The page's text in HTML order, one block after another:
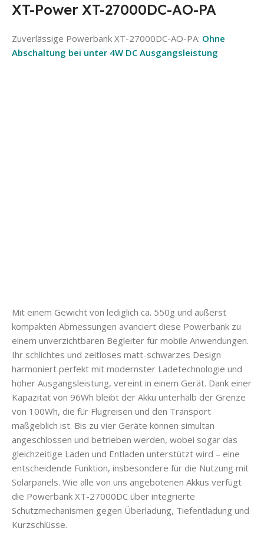
XT-Power XT-27000DC-AO-PA
Zuverlässige Powerbank XT-27000DC-AO-PA: Ohne
Abschaltung bei unter 4W DC Ausgangsleistung
Mit einem Gewicht von lediglich ca. 550g und äußerst
kompakten Abmessungen avanciert diese Powerbank zu
einem unverzichtbaren Begleiter für mobile Anwendungen.
Ihr schlichtes und zeitloses matt-schwarzes Design
harmoniert perfekt mit modernster Ladetechnologie und
hoher Ausgangsleistung, vereint in einem Gerät. Dank einer
Kapazität von 96Wh bleibt der Akku unterhalb der Grenze
von 100Wh, die für Flugreisen und den Transport
maßgeblich ist. Bis zu vier Geräte können simultan
angeschlossen und betrieben werden, wobei sogar das
gleichzeitige Laden und Entladen unterstützt wird – eine
entscheidende Funktion, insbesondere für die Nutzung mit
Solarpanels. Wie alle von uns angebotenen Akkus verfügt
die Powerbank XT-27000DC über integrierte
Schutzmechanismen gegen Überladung, Tiefentladung und
Kurzschlüsse.